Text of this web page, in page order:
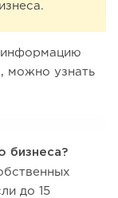
можно узнать
бизнеса?
до 15